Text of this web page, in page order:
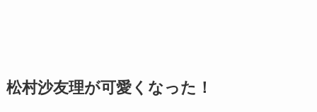
松村沙友理が可愛くなった！